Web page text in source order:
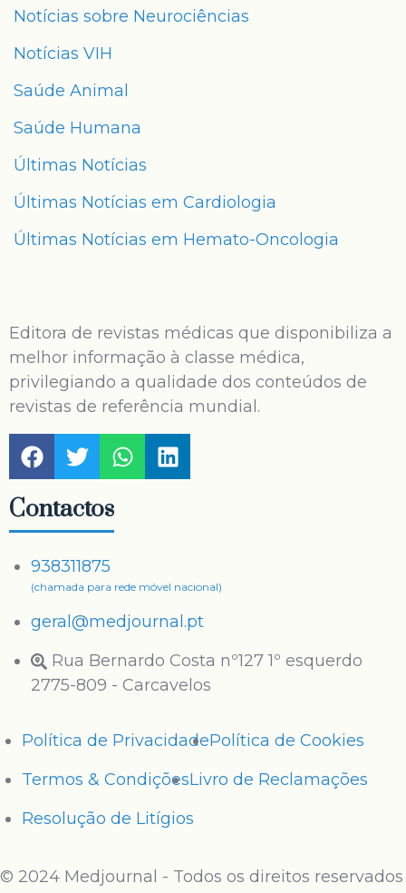
Notícias sobre Neurociências
Notícias VIH
Saúde Animal
Saúde Humana
Últimas Notícias
Últimas Notícias em Cardiologia
Últimas Notícias em Hemato-Oncologia
Editora de revistas médicas que disponibiliza a
melhor informação à classe médica,
privilegiando a qualidade dos conteúdos de
revistas de referência mundial.
Contactos
938311875
(chamada para rede móvel nacional)
geral@medjournal.pt
Rua Bernardo Costa nº127 1º esquerdo
2775-809 - Carcavelos
Política de PrivacidadePolítica de Cookies
Termos & CondiçõesLivro de Reclamações
Resolução de Litígios
© 2024 Medjournal - Todos os direitos reservados